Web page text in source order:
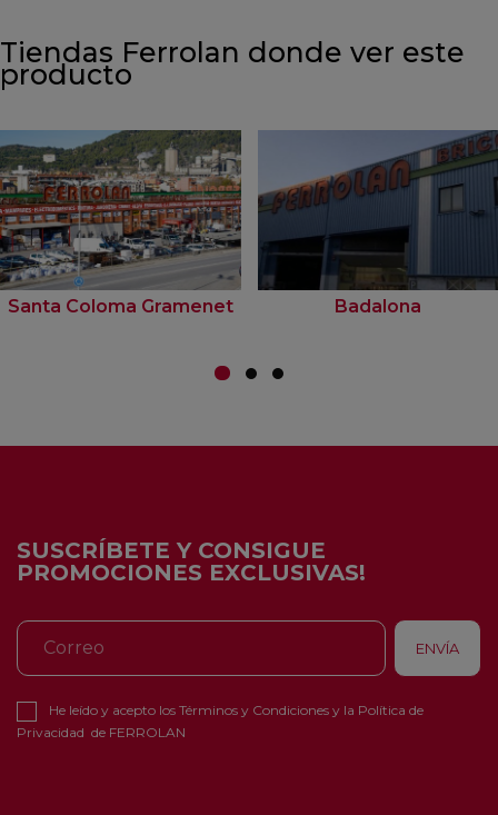
Tiendas Ferrolan donde ver este
producto
Santa Coloma Gramenet Badalona
SUSCRÍBETE Y CONSIGUE
PROMOCIONES EXCLUSIVAS!
He leído y acepto los Términos y Condiciones y la Política de
Privacidad de FERROLAN